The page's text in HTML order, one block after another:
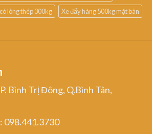
lòng thép 300kg Xe đẩy hàng 500kg mặt bàn
Bình Trị Đông, Q.Bình Tân,